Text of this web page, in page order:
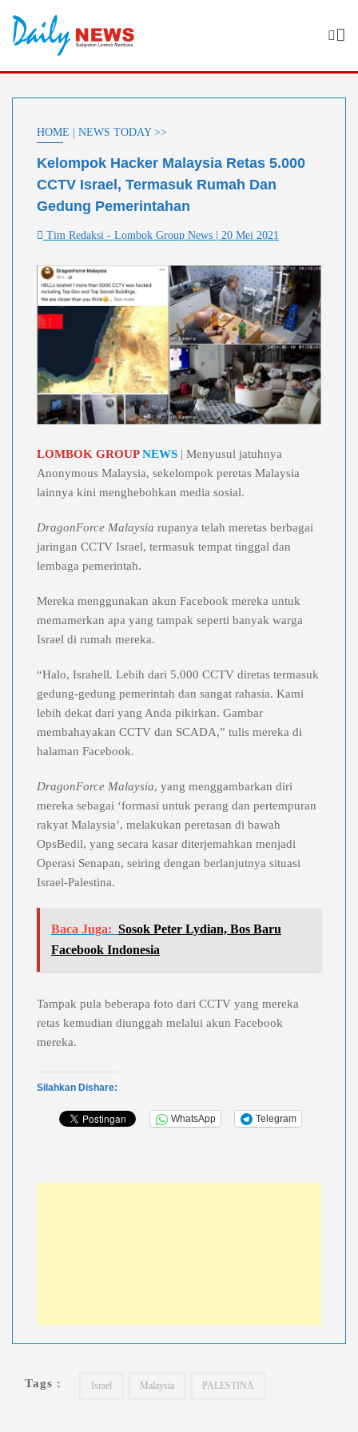
content
HOME | NEWS TODAY >>
Kelompok Hacker Malaysia Retas 5.000
CCTV Israel, Termasuk Rumah Dan
Gedung Pemerintahan
Tim Redaksi - Lombok Group News | 20 Mei 2021
LOMBOK GROUPNEWS | Menyusul jatuhnya
Anonymous Malaysia, sekelompok peretas Malaysia
lainnya kini menghebohkan media sosial.
DragonForce Malaysia rupanya telah meretas berbagai
jaringan CCTV Israel, termasuk tempat tinggal dan
lembaga pemerintah.
Mereka menggunakan akun Facebook mereka untuk
memamerkan apa yang tampak seperti banyak warga
Israel di rumah mereka.
“Halo, Israhell. Lebih dari 5.000 CCTV diretas termasuk
gedung-gedung pemerintah dan sangat rahasia. Kami
lebih dekat dari yang Anda pikirkan. Gambar
membahayakan CCTV dan SCADA,” tulis mereka di
halaman Facebook.
DragonForce Malaysia, yang menggambarkan diri
mereka sebagai ‘formasi untuk perang dan pertempuran
rakyat Malaysia’, melakukan peretasan di bawah
OpsBedil, yang secara kasar diterjemahkan menjadi
Operasi Senapan, seiring dengan berlanjutnya situasi
Israel-Palestina.
Baca Juga: Sosok Peter Lydian, Bos Baru
Facebook Indonesia
Tampak pula beberapa foto dari CCTV yang mereka
retas kemudian diunggah melalui akun Facebook
mereka.
Silahkan Dishare:
WhatsApp Telegram
Tags : Israel Malaysia PALESTINA